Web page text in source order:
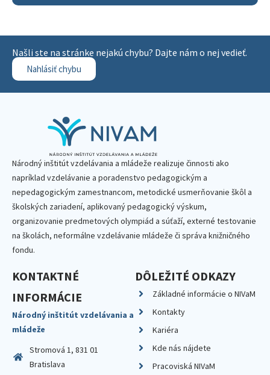
Našli ste na stránke nejakú chybu? Dajte nám o nej vedieť.
Nahlásiť chybu
Národný inštitút vzdelávania a mládeže realizuje činnosti ako
napríklad vzdelávanie a poradenstvo pedagogickým a
nepedagogickým zamestnancom, metodické usmerňovanie škôl a
školských zariadení, aplikovaný pedagogický výskum,
organizovanie predmetových olympiád a súťaží, externé testovanie
na školách, neformálne vzdelávanie mládeže či správa knižničného
fondu.
KONTAKTNÉ
INFORMÁCIE
Národný inštitút vzdelávania a
mládeže
Stromová 1, 831 01
Bratislava
DÔLEŽITÉ ODKAZY
Základné informácie o NIVaM
Kontakty
Kariéra
Kde nás nájdete
Pracoviská NIVaM